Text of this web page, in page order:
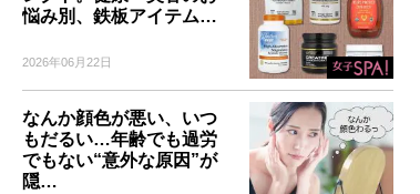
悩み別、鉄板アイテム…
2026年06月22日
なんか顔色が悪い、いつ
もだるい…年齢でも過労
でもない“意外な原因”が
隠…